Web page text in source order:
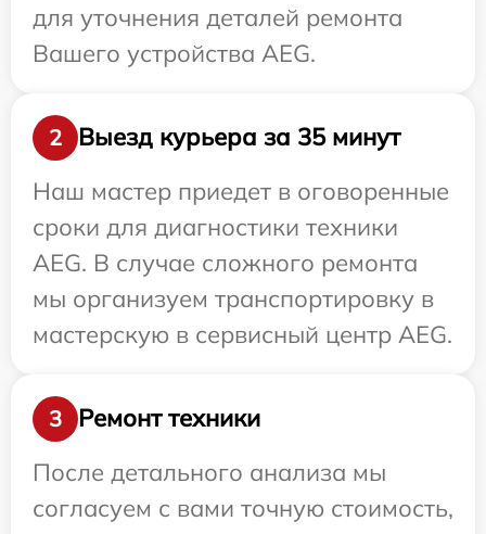
для уточнения деталей ремонта
Вашего устройства AEG.
2
Выезд курьера за 35 минут
Наш мастер приедет в оговоренные
сроки для диагностики техники
AEG. В случае сложного ремонта
мы организуем транспортировку в
мастерскую в сервисный центр AEG.
3
Ремонт техники
После детального анализа мы
согласуем с вами точную стоимость,